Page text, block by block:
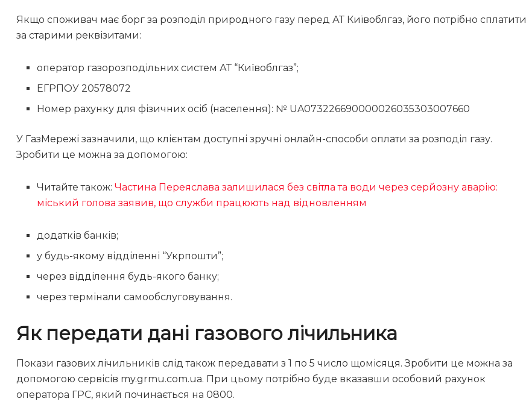
Якщо споживач має борг за розподіл природного газу перед АТ Київоблгаз, його потрібно сплатити
за старими реквізитами:
оператор газорозподільних систем АТ “Київоблгаз”;
ЕГРПОУ 20578072
Номер рахунку для фізичних осіб (населення): № UA073226690000026035303007660
У ГазМережі зазначили, що клієнтам доступні зручні онлайн-способи оплати за розподіл газу.
Зробити це можна за допомогою:
Читайте також:Частина Переяслава залишилася без світла та води через серйозну аварію:
міський голова заявив, що служби працюють над відновленням
додатків банків;
у будь-якому відділенні “Укрпошти”;
через відділення будь-якого банку;
через термінали самообслуговування.
Як передати дані газового лічильника
Покази газових лічильників слід також передавати з 1 по 5 число щомісяця. Зробити це можна за
допомогою сервісів my.grmu.com.ua. При цьому потрібно буде вказавши особовий рахунок
оператора ГРС, який починається на 0800.